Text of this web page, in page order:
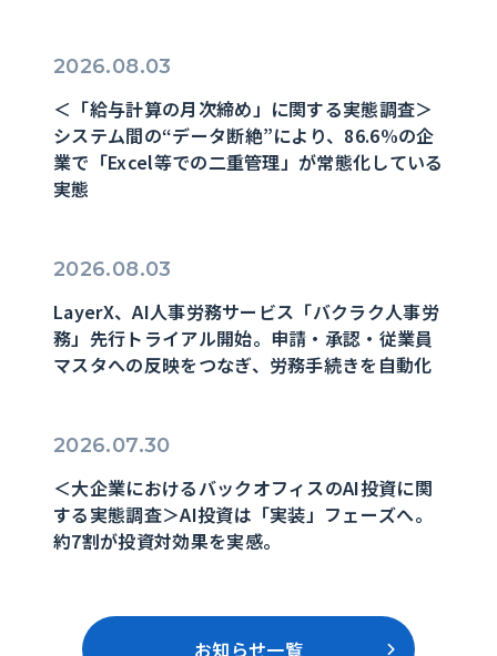
2026.08.03
＜「給与計算の月次締め」に関する実態調査＞
システム間の“データ断絶”により、86.6%の企
業で「Excel等での二重管理」が常態化している
実態
2026.08.03
LayerX、AI人事労務サービス「バクラク人事労
務」先行トライアル開始。申請・承認・従業員
マスタへの反映をつなぎ、労務手続きを自動化
2026.07.30
＜大企業におけるバックオフィスのAI投資に関
する実態調査＞AI投資は「実装」フェーズへ。
約7割が投資対効果を実感。
お知らせ一覧